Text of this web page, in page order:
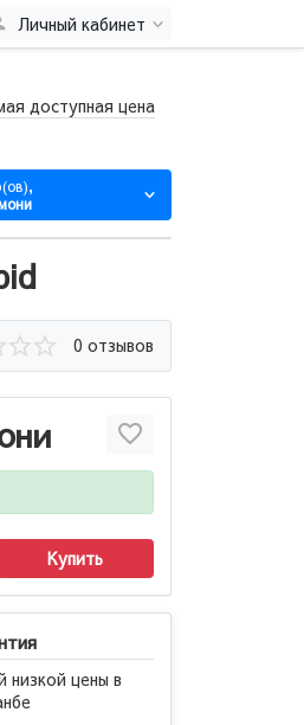
Личный кабинет
доступная цена
0 отзывов
Купить
низкой цены в